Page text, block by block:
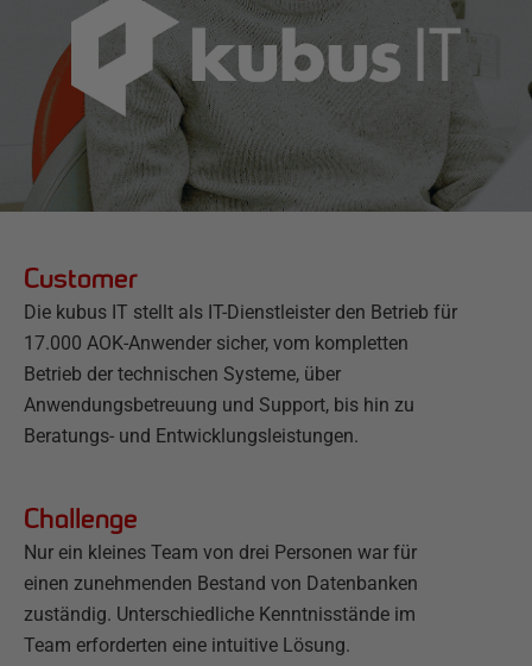
Customer
Die kubus IT stellt als IT-Dienstleister den Betrieb für
17.000 AOK-Anwender sicher, vom kompletten
Betrieb der technischen Systeme, über
Anwendungsbetreuung und Support, bis hin zu
Beratungs- und Entwicklungsleistungen.
Challenge
Nur ein kleines Team von drei Personen war für
einen zunehmenden Bestand von Datenbanken
zuständig. Unterschiedliche Kenntnisstände im
Team erforderten eine intuitive Lösung.